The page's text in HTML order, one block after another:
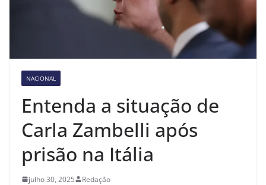
NACIONAL
Entenda a situação de
Carla Zambelli após
prisão na Itália
julho 30, 2025 Redação